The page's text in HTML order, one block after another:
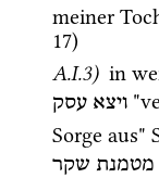
meiner
17)
A.I.3) in
ויצא עסק
Sorge aus"
מטמנת שקר